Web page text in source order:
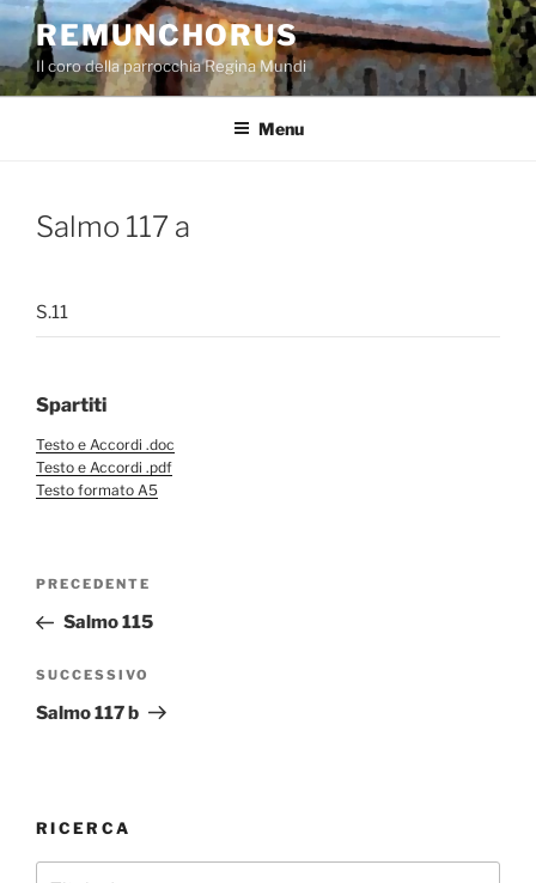
Salta
contenuto
REMUNCHORUS
Il coro della parrocchia Regina Mundi
Menu
Salmo 117 a
S.11
Spartiti
Testo e Accordi .doc
Testo e Accordi .pdf
Testo formato A5
Navigazione
Articolo
precedente:
PRECEDENTE
Salmo 115
Articolo
successivo
SUCCESSIVO
Salmo 117 b
RICERCA